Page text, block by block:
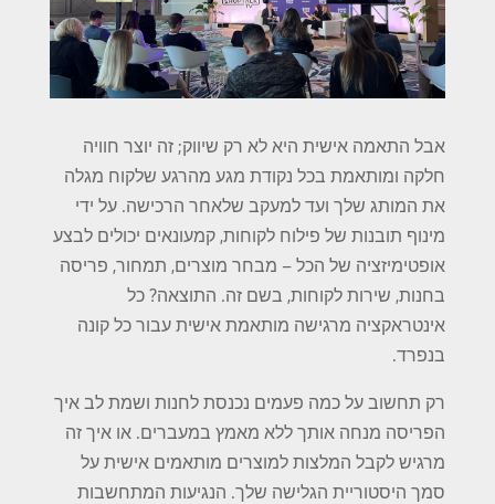
אבל התאמה אישית היא לא רק שיווק; זה יוצר חוויה
חלקה ומותאמת בכל נקודת מגע מהרגע שלקוח מגלה
את המותג שלך ועד למעקב שלאחר הרכישה. על ידי
מינוף תובנות של פילוח לקוחות, קמעונאים יכולים לבצע
אופטימיזציה של הכל – מבחר מוצרים, תמחור, פריסה
בחנות, שירות לקוחות, בשם זה. התוצאה? כל
אינטראקציה מרגישה מותאמת אישית עבור כל קונה
בנפרד.
רק תחשוב על כמה פעמים נכנסת לחנות ושמת לב איך
הפריסה מנחה אותך ללא מאמץ במעברים. או איך זה
מרגיש לקבל המלצות למוצרים מותאמים אישית על
סמך היסטוריית הגלישה שלך. הנגיעות המתחשבות